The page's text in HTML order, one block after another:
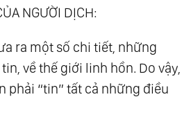
Khi Chết Pdf
Thân Thể Pdf
Những Gì Pdf
Các Nền Văn Minh Pdf
NGƯỜI DỊCH:
ra một số chi tiết, những
về thế giới linh hồn. Do vậy,
phải “tin” tất cả những điều